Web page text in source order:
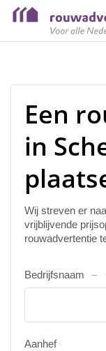
Een
in
Wij streven er
vrijblijvende
rouwadvertentie
Bedrijfsnaam
Aanhef